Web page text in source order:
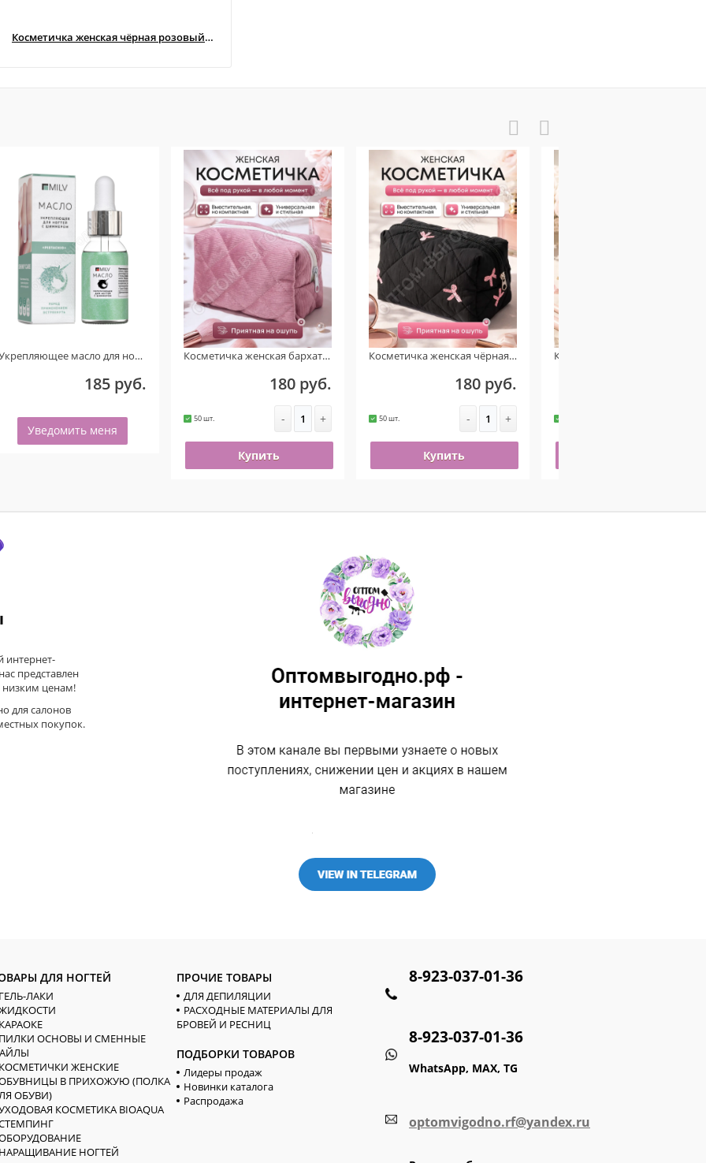
Косметичка женская чёрная розовый бантик
Укрепляющее масло для ногтей со смолой мастикового дерева и шиммером «PISTACHIO». 15 мл.
185 руб.
Уведомить меня
Косметичка женская бархатная розовая
180 руб.
50 шт. - +
Купить
Косметичка женская чёрная розовый бантик
180 руб.
50 шт. - +
Купить
интернет-
представлен
ценам!
для салонов
покупок.
ДЛЯ НОГТЕЙ
ГЕЛЬ-ЛАКИ
КАРАОКЕ
ПИЛКИ ОСНОВЫ И СМЕННЫЕ
КОСМЕТИЧКИ ЖЕНСКИЕ
В ПРИХОЖУЮ (ПОЛКА
ОБУВИ)
КОСМЕТИКА BIOAQUA
НАРАЩИВАНИЕ НОГТЕЙ
ПРОЧИЕ ТОВАРЫ
ДЛЯ ДЕПИЛЯЦИИ
РАСХОДНЫЕ МАТЕРИАЛЫ ДЛЯ
БРОВЕЙ И РЕСНИЦ
ПОДБОРКИ ТОВАРОВ
Лидеры продаж
Новинки каталога
Распродажа
8-923-037-01-36
8-923-037-01-36
WhatsApp, MAX, TG
optomvigodno.rf@yandex.ru